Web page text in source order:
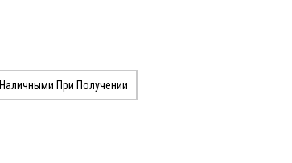
Наличными При Получении